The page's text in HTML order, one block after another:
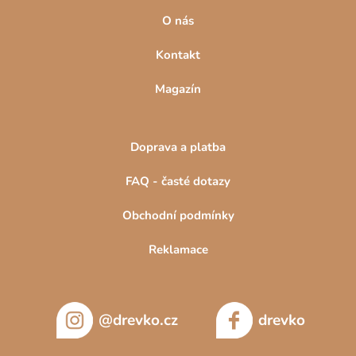
O nás
Kontakt
Magazín
Doprava a platba
FAQ - časté dotazy
Obchodní podmínky
Reklamace
@drevko.cz drevko